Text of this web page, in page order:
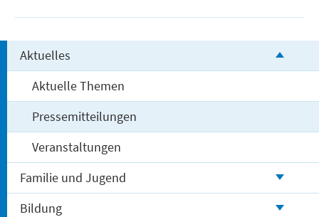
Aktuelles
Aktuelle Themen
Pressemitteilungen
Veranstaltungen
Familie und Jugend
Bildung